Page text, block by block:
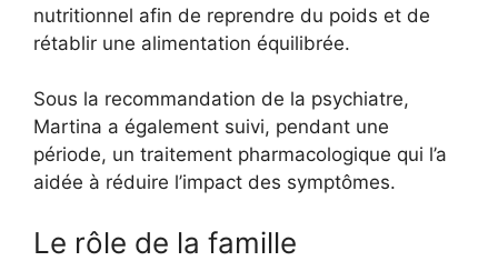
nutritionnel afin de reprendre du poids et de
rétablir une alimentation équilibrée.
Sous la recommandation de la psychiatre,
Martina a également suivi, pendant une
période, un traitement pharmacologique qui l’a
aidée à réduire l’impact des symptômes.
Le rôle de la famille